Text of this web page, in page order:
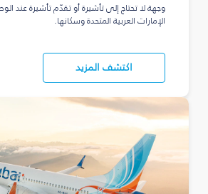
وجهة لا تحتاج إلى تأشيرة أو تقدّم تأشيرة عند
الإمارات العربية المتحدة وسكانها.
اكتشف المزيد